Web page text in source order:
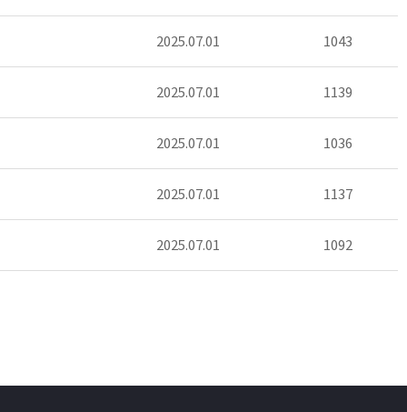
2025.07.01 1043
2025.07.01 1139
2025.07.01 1036
2025.07.01 1137
2025.07.01 1092